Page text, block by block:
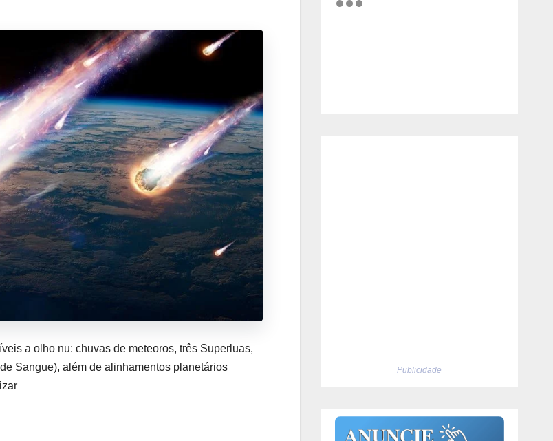
a olho nu: chuvas de meteoros, três Superluas,
Sangue), além de alinhamentos planetários
Publicidade